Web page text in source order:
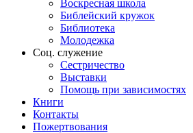
Воскресная школа
Библейский кружок
Библиотека
Молодежка
Соц. служение
Сестричество
Выставки
Помощь при зависимостях
Книги
Контакты
Пожертвования